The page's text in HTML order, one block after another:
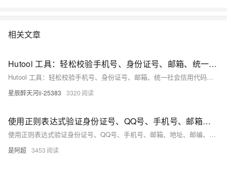
相关文章
Hutool 工具：轻松校验手机号、身份证号、邮箱、统一社会信用代码、车牌号、车架号等信息，省时省心！
Hutool 工具：轻松校验手机号、身份证号、邮箱、统一社会信用代码、车牌号、车架号等信息，省时省心！
星辰醉天河ii-25383 3320
使用正则表达式验证身份证号、QQ号、手机号、邮箱、地址、邮编、银行卡号、学号、车牌号、快递单号、验证码、ISBN号、网址、IPV4地址、IPV6地址、出生年月日、姓名2
使用正则表达式验证身份证号、QQ号、手机号、邮箱、地址、邮编、银行卡号、学号、车牌号、快递单号、验证码、ISBN号、网址、IPV4地址、IPV6地址、出生年月日、姓名
是阿超 3453